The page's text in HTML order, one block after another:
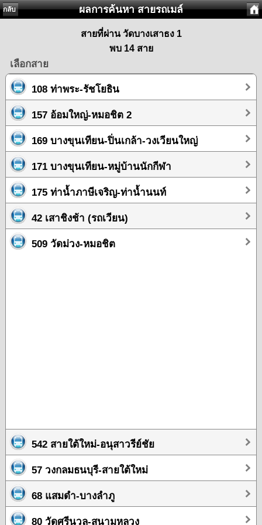
กลับ ผลการค้นหา สายรถเมล์
สายที่ผ่าน วัดบางเสาธง 1
พบ 14 สาย
เลือกสาย
108 ท่าพระ-รัชโยธิน
157 อ้อมใหญ่-หมอชิต 2
169 บางขุนเทียน-ปิ่นเกล้า-วงเวียนใหญ่
171 บางขุนเทียน-หมู่บ้านนักกีฬา
175 ท่าน้ำภาษีเจริญ-ท่าน้ำนนท์
42 เสาชิงช้า (รถเวียน)
509 วัดม่วง-หมอชิต
542 สายใต้ใหม่-อนุสาวรีย์ชัย
57 วงกลมธนบุรี-สายใต้ใหม่
68 แสมดำ-บางลำภู
80 วัดศรีนวล-สนามหลวง